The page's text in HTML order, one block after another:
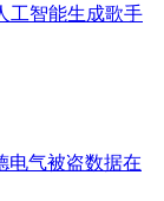
工智能生成歌手
电气被盗数据在